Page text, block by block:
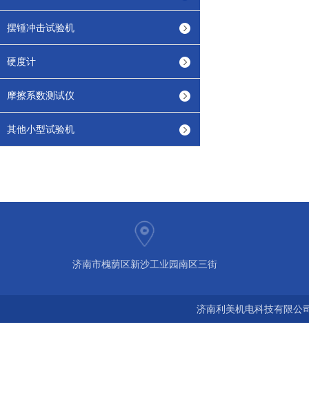
摆锤冲击试验机
硬度计
摩擦系数测试仪
其他小型试验机
济南市槐荫区新沙工业园南区三街
济南利美机电科技有限